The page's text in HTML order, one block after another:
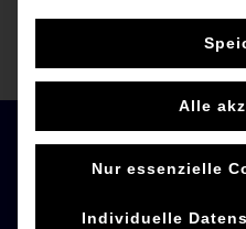
Unsere Sponsoren
Alle
Nur essenzielle
Individuelle